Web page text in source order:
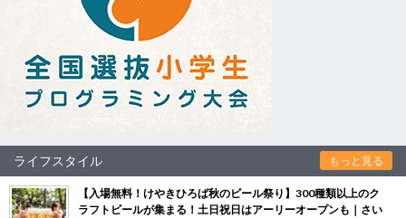
ライフスタイル もっと見る
【入場無料！けやきひろば秋のビール祭り】300種類以上のク
ラフトビールが集まる！土日祝日はアーリーオープンも｜さい